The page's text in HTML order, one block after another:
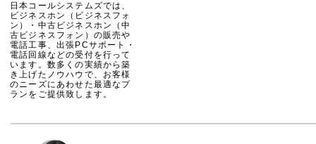
日本コールシステムズでは、
ビジネスホン（ビジネスフォ
ン）・中古ビジネスホン（中
古ビジネスフォン）の販売や
電話工事、出張PCサポート・
電話回線などの受付を行って
います。数多くの実績から築
き上げたノウハウで、お客様
のニーズにあわせた最適なプ
ランをご提供致します。